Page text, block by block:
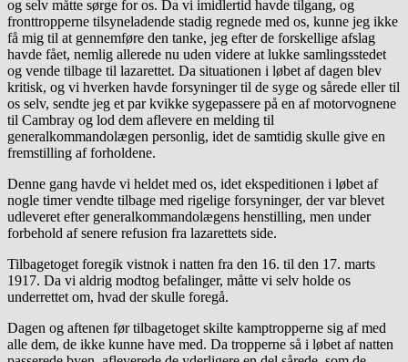
og selv måtte sørge for os. Da vi imidlertid havde tilgang, og
fronttropperne tilsyneladende stadig regnede med os, kunne jeg ikke
få mig til at gennemføre den tanke, jeg efter de forskellige afslag
havde fået, nemlig allerede nu uden videre at lukke samlingsstedet
og vende tilbage til lazarettet. Da situationen i løbet af dagen blev
kritisk, og vi hverken havde forsyninger til de syge og sårede eller til
os selv, sendte jeg et par kvikke sygepassere på en af motorvognene
til Cambray og lod dem aflevere en melding til
generalkommandolægen personlig, idet de samtidig skulle give en
fremstilling af forholdene.
Denne gang havde vi heldet med os, idet ekspeditionen i løbet af
nogle timer vendte tilbage med rigelige forsyninger, der var blevet
udleveret efter generalkommandolægens henstilling, men under
forbehold af senere refusion fra lazarettets side.
Tilbagetoget foregik vistnok i natten fra den 16. til den 17. marts
1917. Da vi aldrig modtog befalinger, måtte vi selv holde os
underrettet om, hvad der skulle foregå.
Dagen og aftenen før tilbagetoget skilte kamptropperne sig af med
alle dem, de ikke kunne have med. Da tropperne så i løbet af natten